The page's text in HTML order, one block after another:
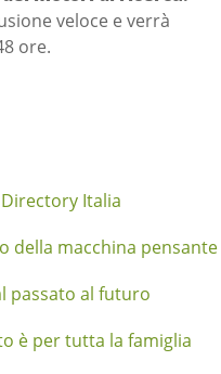
veloce e verrà
ore.
Italia
della macchina pensante
passato al futuro
è per tutta la famiglia